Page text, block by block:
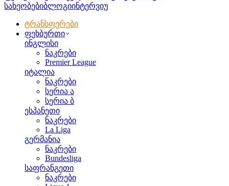
სახეობებიბლოგიინტერვიუ
ტრანსფერები
ფეხბურთი
ინგლისი
ნაკრები
Premier League
იტალია
ნაკრები
სერია ა
სერია ბ
ესპანეთი
ნაკრები
La Liga
გერმანია
ნაკრები
Bundesliga
საფრანგეთი
ნაკრები